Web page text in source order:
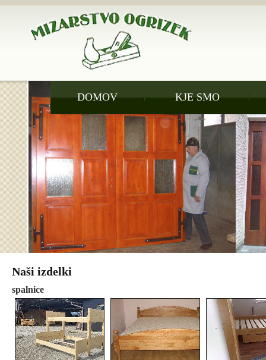
DOMOV KJE SMO
Naši izdelki
spalnice